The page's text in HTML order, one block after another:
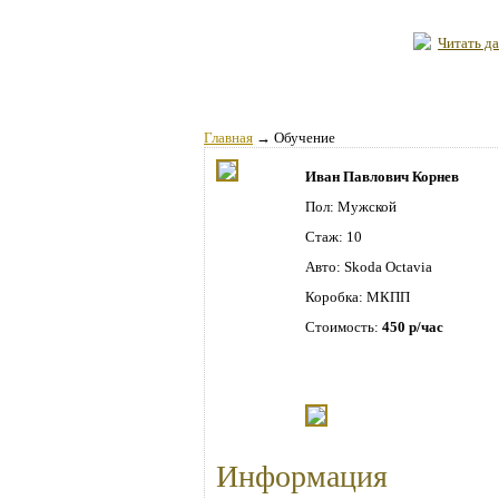
Читать
Главная → Обучение
Иван Павлович Корнев
Пол: Мужской
Стаж: 10
Авто: Skoda Octavia
Коробка: МКПП
Стоимость: 450 р/час
Информация